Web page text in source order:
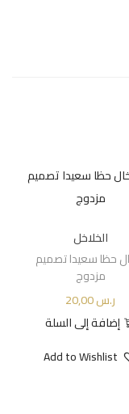
الخلاخل
حظا سعيدا تصميم
مزدوج
ر.س
إضافة إلى السلة
Add to Wishlist